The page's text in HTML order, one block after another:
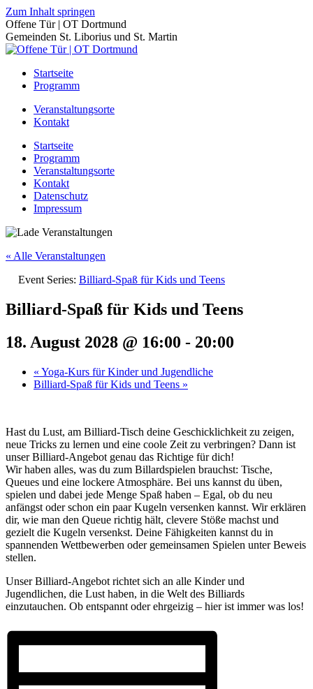
Zum Inhalt springen
Offene Tür | OT Dortmund
Gemeinden St. Liborius und St. Martin
Startseite
Programm
Veranstaltungsorte
Kontakt
Startseite
Programm
Veranstaltungsorte
Kontakt
Datenschutz
Impressum
« Alle Veranstaltungen
Event Series: Billiard-Spaß für Kids und Teens
Billiard-Spaß für Kids und Teens
18. August 2028 @ 16:00 - 20:00
« Yoga-Kurs für Kinder und Jugendliche
Billiard-Spaß für Kids und Teens »
Hast du Lust, am Billiard-Tisch deine Geschicklichkeit zu zeigen,
neue Tricks zu lernen und eine coole Zeit zu verbringen? Dann ist
unser Billiard-Angebot genau das Richtige für dich!
Wir haben alles, was du zum Billardspielen brauchst: Tische,
Queues und eine lockere Atmosphäre. Bei uns kannst du üben,
spielen und dabei jede Menge Spaß haben – Egal, ob du neu
anfängst oder schon ein paar Kugeln versenken kannst. Wir erklären
dir, wie man den Queue richtig hält, clevere Stöße machst und
gezielt die Kugeln versenkst. Deine Fähigkeiten kannst du in
spannenden Wettbewerben oder gemeinsamen Spielen unter Beweis
stellen.
Unser Billiard-Angebot richtet sich an alle Kinder und
Jugendlichen, die Lust haben, in die Welt des Billiards
einzutauchen. Ob entspannt oder ehrgeizig – hier ist immer was los!